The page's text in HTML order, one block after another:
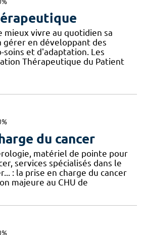
mieux vivre au quotidien sa
gérer en développant des
et d'adaptation. Les
Thérapeutique du Patient
du cancer
matériel de pointe pour
services spécialisés dans le
: la prise en charge du cancer
majeure au CHU de